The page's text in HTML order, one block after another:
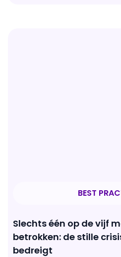
BEST
Slechts één op de vijf
betrokken: de stille
bedreigt